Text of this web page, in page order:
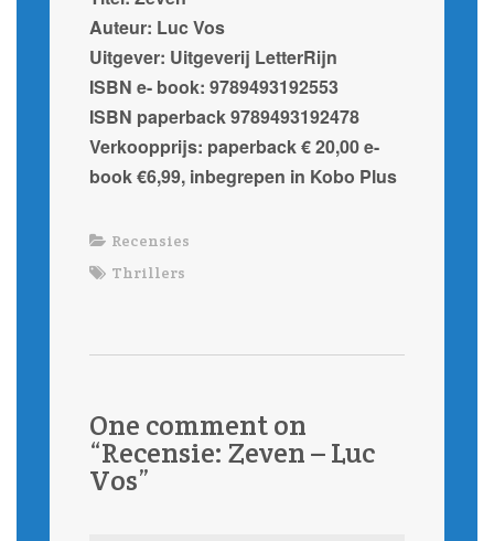
Auteur: Luc Vos
Uitgever: Uitgeverij LetterRijn
ISBN e- book: 9789493192553
ISBN paperback 9789493192478
Verkoopprijs: paperback € 20,00 e-
book €6,99, inbegrepen in Kobo Plus
Recensies
Thrillers
One comment on
“Recensie: Zeven – Luc
Vos”